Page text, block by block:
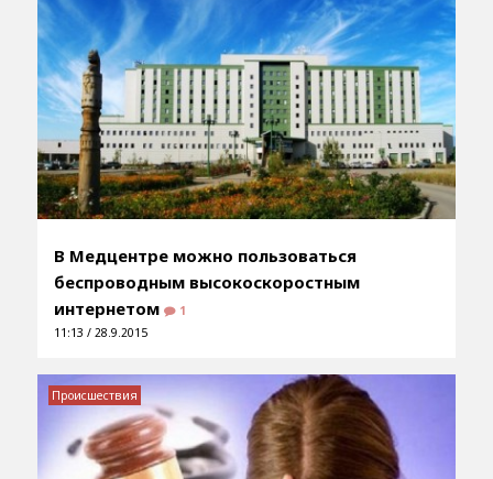
В Медцентре можно пользоваться
беспроводным высокоскоростным
интернетом
1
11:13 / 28.9.2015
Происшествия